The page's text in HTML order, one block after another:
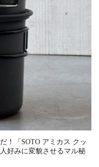
！「SOTO アミカス クッ
好みに変貌させるマル秘